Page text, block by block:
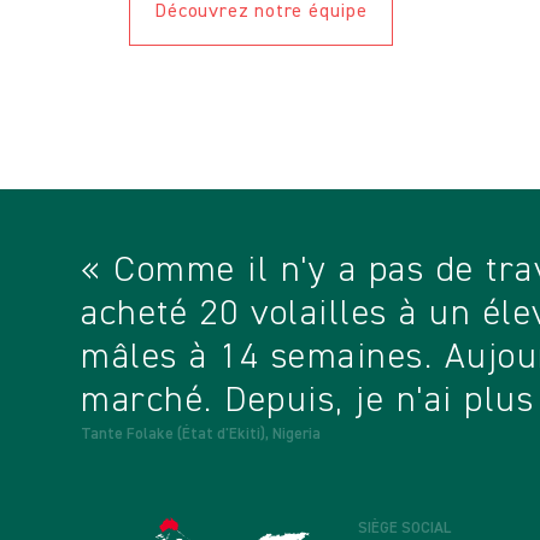
Ennis, qui apporte plus de 30 ans
production et la gestion avicoles, y
Découvrez notre équipe
« Comme il n'y a pas de
acheté 20 volailles à un
mâles à 14 semaines.
marché. Depuis, je n'ai
Tante Folake (État d'Ekiti), Nigeria
SIÈGE SOCIAL